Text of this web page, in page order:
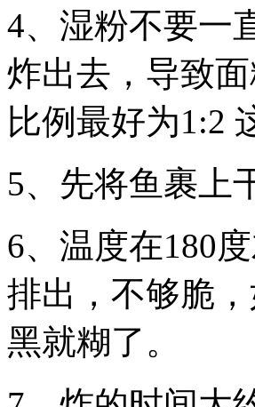
4、湿粉不要一
炸出去，导致
比例最好为1:2
5、先将鱼裹上
6、温度在180
排出，不够脆
黑就糊了。